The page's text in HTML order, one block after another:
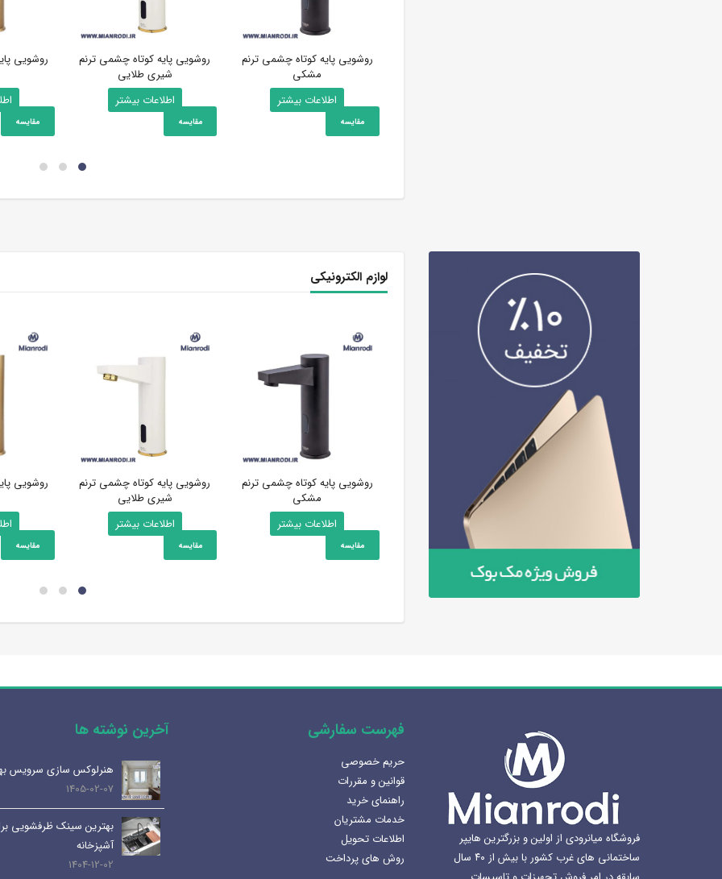
روشویی پایه کوتاه چشمی ترنم
مشکی
اطلاعات بیشتر
مقایسه
روشویی پایه کوتاه چشمی ترنم
شیری طلایی
اطلاعات بیشتر
مقایسه
روشویی
مقایسه
لوازم الکترونیکی
ملحقات توکارراسان ویوات حمام
اطلاعات بیشتر
ملحقات توکارراسان ویوات حمام
کلاس4تنسوطلامات
اطلاعات بیشتر
مقایسه
روشویی پایه کوتاه چشمی ترنم
مشکی
اطلاعات بیشتر
مقایسه
روشویی پایه کوتاه چشمی ترنم
شیری طلایی
اطلاعات بیشتر
مقایسه
روشویی
مقایسه
فروشگاه میانرودی از اولین و بزرگترین هایپر
ساختمانی های غرب کشور با بیش از ۴۰ سال
فهرست سفارشی
حریم خصوصی
قوانین و مقررات
راهنمای خرید
خدمات مشتریان
اطلاعات تحویل
روش های پرداخت
آخرین نوشته ها
هنرلوکس سازی سرویس بهداشتی
1405-02-07
بهترین سینک ظرفشویی برای
آشپزخانه
1404-12-02
هنرلوکس سازی سرویس
1405-02-07
بهترین سینک ظرفشویی
آشپزخانه
1404-12-02